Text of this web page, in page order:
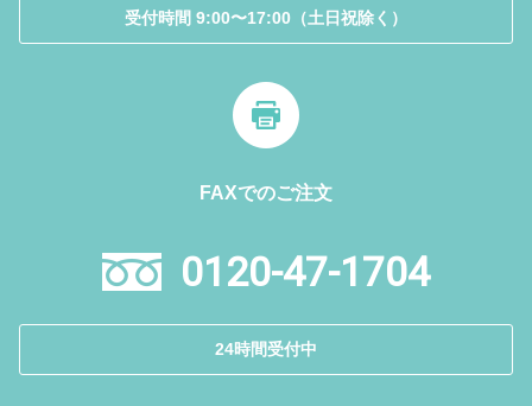
受付時間 9:00〜17:00（土日祝除く）
FAXでのご注文
0120-47-1704
24時間受付中